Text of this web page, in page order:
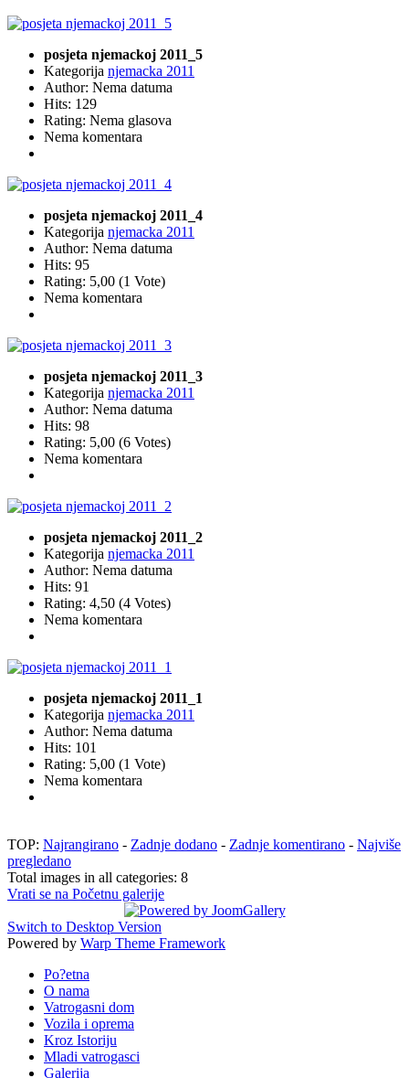
posjeta njemackoj 2011_5
Kategorija njemacka 2011
Author: Nema datuma
Hits: 129
Rating: Nema glasova
Nema komentara
posjeta njemackoj 2011_4
Kategorija njemacka 2011
Author: Nema datuma
Hits: 95
Rating: 5,00 (1 Vote)
Nema komentara
posjeta njemackoj 2011_3
Kategorija njemacka 2011
Author: Nema datuma
Hits: 98
Rating: 5,00 (6 Votes)
Nema komentara
posjeta njemackoj 2011_2
Kategorija njemacka 2011
Author: Nema datuma
Hits: 91
Rating: 4,50 (4 Votes)
Nema komentara
posjeta njemackoj 2011_1
Kategorija njemacka 2011
Author: Nema datuma
Hits: 101
Rating: 5,00 (1 Vote)
Nema komentara
TOP: Najrangirano - Zadnje dodano - Zadnje komentirano - Najviše
pregledano
Total images in all categories: 8
Vrati se na Početnu galerije
Switch to Desktop Version
Powered by Warp Theme Framework
Po?etna
O nama
Vatrogasni dom
Vozila i oprema
Kroz Istoriju
Mladi vatrogasci
Galerija